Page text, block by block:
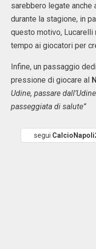
sarebbero legate
durante la stagione, in
questo motivo,
tempo ai giocatori per
Infine, un passaggio
pressione di giocare al
Udine, passare
passeggiata di salute”
segui